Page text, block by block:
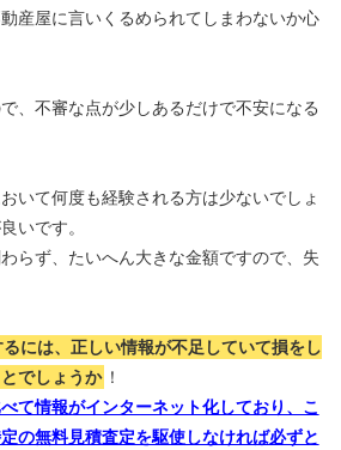
産屋に言いくるめられてしまわないか心
、不審な点が少しあるだけで不安になる
いて何度も経験される方は少ないでしょ
いです。
らず、たいへん大きな金額ですので、失
には、正しい情報が不足していて損をし
でしょうか ！
て情報がインターネット化しており、こ
の無料見積査定を駆使しなければ必ずと